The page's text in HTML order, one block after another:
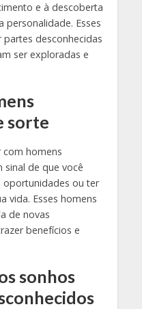
e à descoberta
personalidade. Esses
desconhecidas
ser exploradas e
sorte
com homens
sinal de que você
oportunidades ou ter
vida. Esses homens
de novas
benefícios e
sonhos